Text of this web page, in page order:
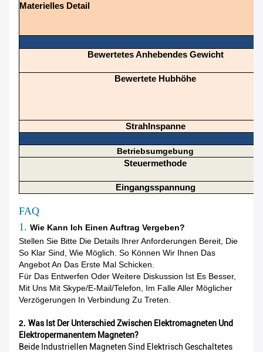
Materielles Detail
Bewertetes Anhebendes Gewicht
Bewertete Hubhöhe
Strahlnspanne
Betriebsumgebung
Steuermethode
Eingangsspannung
FAQ
1. Wie Kann Ich Einen Auftrag Vergeben?
Stellen Sie Bitte Die Details Ihrer Anforderungen Bereit, Die
So Klar Sind, Wie Möglich. So Können Wir Ihnen Das
Angebot An Das Erste Mal Schicken.
Für Das Entwerfen Oder Weitere Diskussion Ist Es Besser,
Mit Uns Mit Skype/E-Mail/Telefon, Im Falle Aller Möglicher
Verzögerungen In Verbindung Zu Treten.
2. Was Ist Der Unterschied Zwischen Elektromagneten Und
Elektropermanentem Magneten?
Beide Industriellen Magneten Sind Elektrisch Geschaltetes